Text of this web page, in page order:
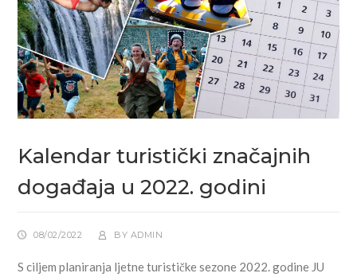
Kalendar turistički značajnih
događaja u 2022. godini
08/02/2022 BY ADMIN
S ciljem planiranja ljetne turističke sezone 2022. godine JU